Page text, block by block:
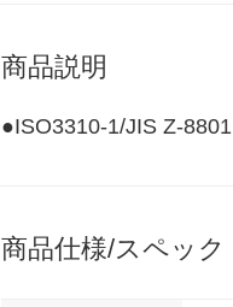
商品説明
●ISO3310-1/JIS Z-8801
商品仕様/スペック